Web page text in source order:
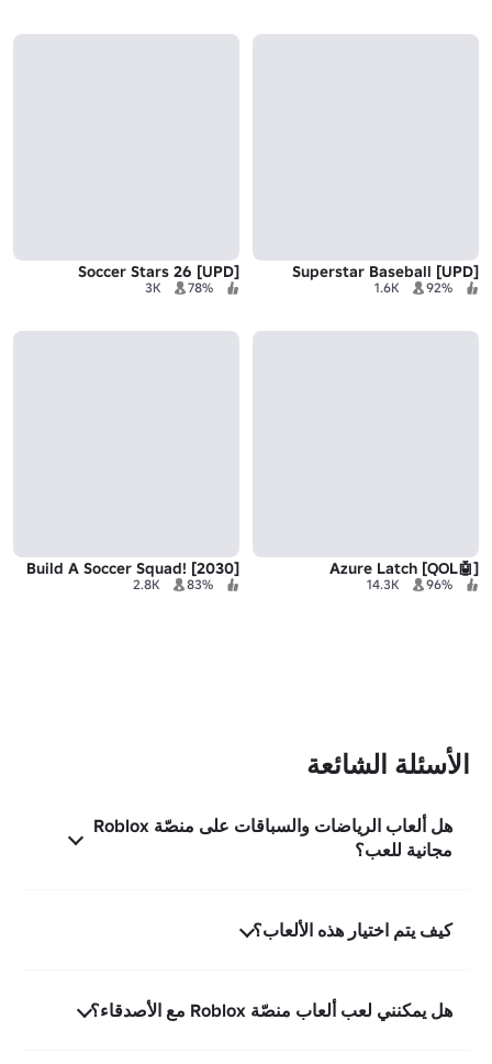
[UPD] Superstar Baseball
92%
1.6K
[UPD] Soccer Stars 26
78%
3K
[🤖QOL] Azure Latch
96%
14.3K
Build A Soccer Squad! [2030]
83%
2.8K
الأسئلة الشائعة
هل ألعاب الرياضات والسباقات على منصّة Roblox
مجانية للعب؟
كيف يتم اختيار هذه الألعاب؟
هل يمكنني لعب ألعاب منصّة Roblox مع الأصدقاء؟